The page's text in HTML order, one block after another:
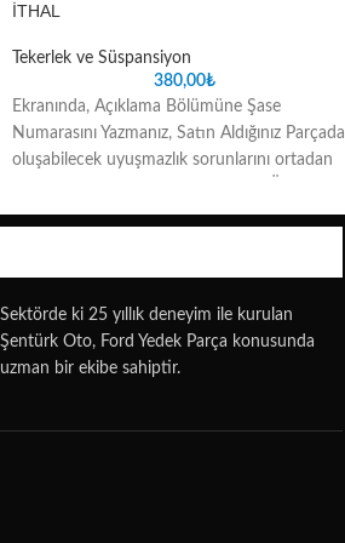
İTHAL
Tekerlek ve Süspansiyon
380,00₺
Ekranında, Açıklama Bölümüne Şase
Numarasını Yazmanız, Satın Aldığınız Parçada
oluşabilecek uyuşmazlık sorunlarını ortadan
Amortisör Takozu İTHAL
Sektörde ki 25 yıllık deneyim ile kurulan
Şentürk Oto, Ford Yedek Parça konusunda
uzman bir ekibe sahiptir.